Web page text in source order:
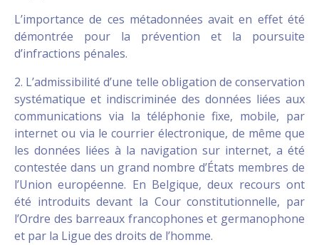
L’importance de ces métadonnées avait en effet été
démontrée pour la prévention et la poursuite
d’infractions pénales.
2. L’admissibilité d’une telle obligation de conservation
systématique et indiscriminée des données liées aux
communications via la téléphonie fixe, mobile, par
internet ou via le courrier électronique, de même que
les données liées à la navigation sur internet, a été
contestée dans un grand nombre d’États membres de
l’Union européenne. En Belgique, deux recours ont
été introduits devant la Cour constitutionnelle, par
l’Ordre des barreaux francophones et germanophone
et par la Ligue des droits de l’homme.